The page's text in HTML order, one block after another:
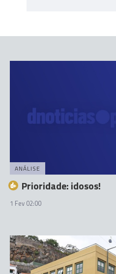
ANÁLISE
Prioridade: idosos!
1 Fev 02:00